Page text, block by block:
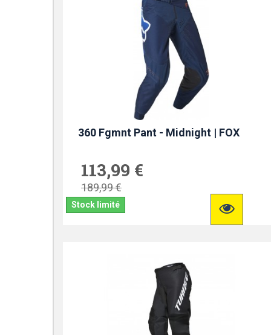
360 Fgmnt Pant - Midnight | FOX
113,99 €
189,99 €
Stock limité